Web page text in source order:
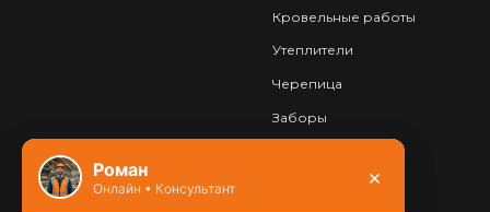
Кровельные работы
Утеплители
Черепица
Заборы
Контакты
Роман
Онлайн • Консультант ×